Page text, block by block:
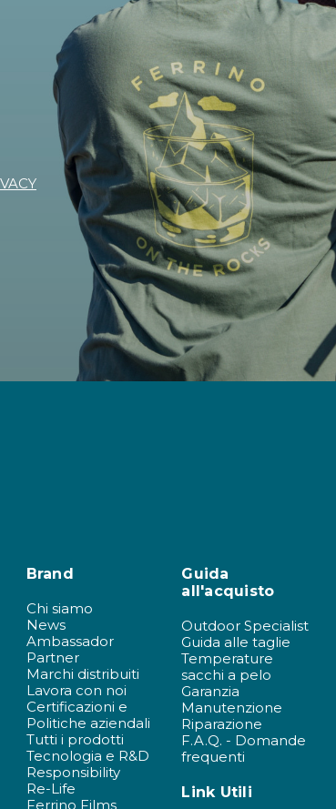
Brand
Chi siamo
News
Ambassador
Partner
Marchi distribuiti
Lavora con noi
Certificazioni e
Politiche aziendali
Tutti i prodotti
Tecnologia e R&D
Responsibility
Re-Life
Ferrino Films
Guida
all'acquisto
Outdoor Specialist
Guida alle taglie
Temperature
sacchi a pelo
Garanzia
Manutenzione
Riparazione
F.A.Q. - Domande
frequenti
Link Utili